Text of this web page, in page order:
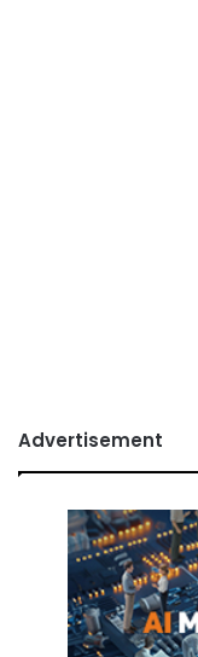
Advertisement